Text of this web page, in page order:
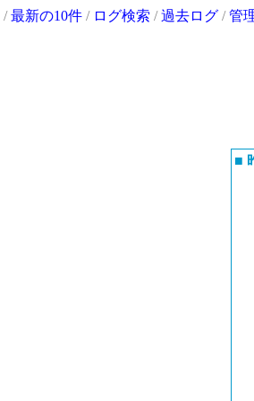
/最新の10件 / ログ検索 /過去ログ /管
■